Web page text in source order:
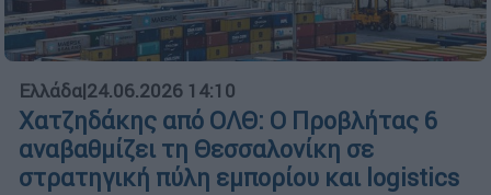
Ελλάδα|24.06.2026 14:10
Χατζηδάκης από ΟΛΘ: Ο Προβλήτας 6
αναβαθμίζει τη Θεσσαλονίκη σε
στρατηγική πύλη εμπορίου και logistics